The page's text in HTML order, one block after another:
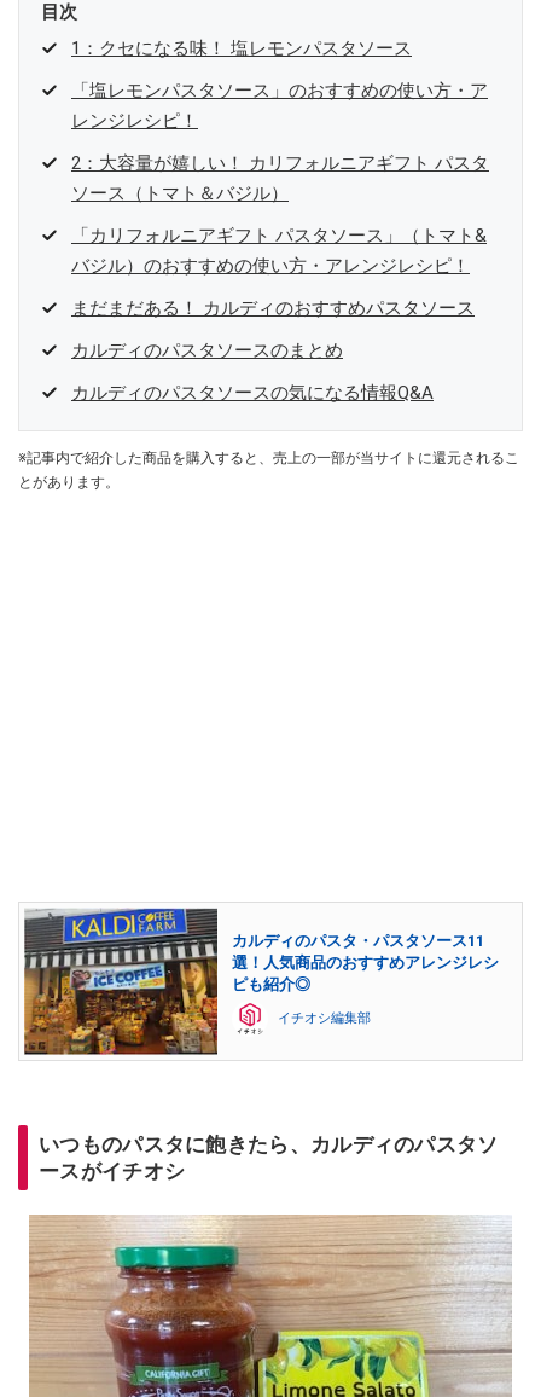
目次
1：クセになる味！ 塩レモンパスタソース
「塩レモンパスタソース」のおすすめの使い方・ア
レンジレシピ！
2：大容量が嬉しい！ カリフォルニアギフト パスタ
ソース（トマト＆バジル）
「カリフォルニアギフト パスタソース」（トマト&
バジル）のおすすめの使い方・アレンジレシピ！
まだまだある！ カルディのおすすめパスタソース
カルディのパスタソースのまとめ
カルディのパスタソースの気になる情報Q&A
※記事内で紹介した商品を購入すると、売上の一部が当サイトに還元されるこ
とがあります。
カルディのパスタ・パスタソース11
選！人気商品のおすすめアレンジレシ
ピも紹介◎
イチオシ編集部
いつものパスタに飽きたら、カルディのパスタソ
ースがイチオシ